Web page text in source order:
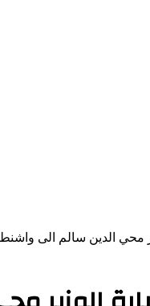
محي الدين سالم الى